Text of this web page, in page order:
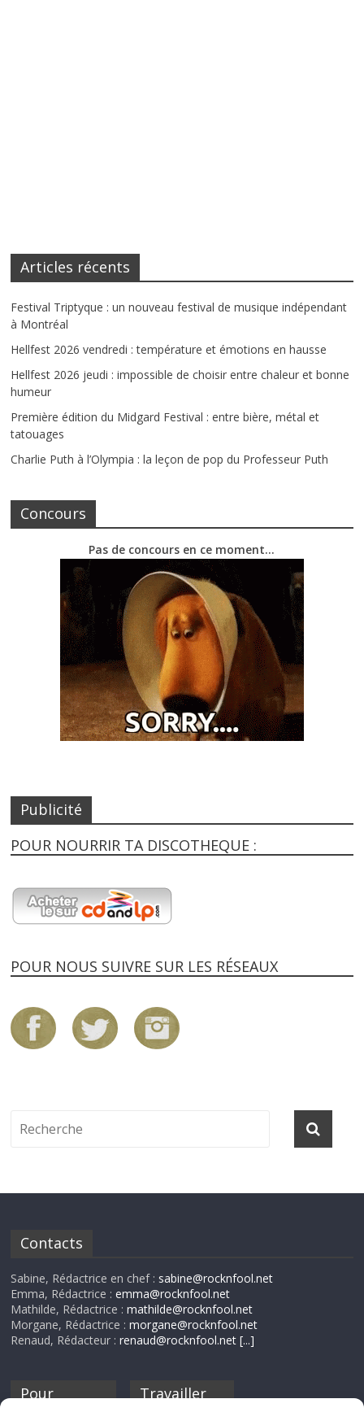
Articles récents
Festival Triptyque : un nouveau festival de musique indépendant
à Montréal
Hellfest 2026 vendredi : température et émotions en hausse
Hellfest 2026 jeudi : impossible de choisir entre chaleur et bonne
humeur
Première édition du Midgard Festival : entre bière, métal et
tatouages
Charlie Puth à l’Olympia : la leçon de pop du Professeur Puth
Concours
Pas de concours en ce moment…
Publicité
POUR NOURRIR TA DISCOTHEQUE :
POUR NOUS SUIVRE SUR LES RÉSEAUX
Contacts
Sabine, Rédactrice en chef : sabine@rocknfool.net
Emma, Rédactrice :emma@rocknfool.net
Mathilde, Rédactrice :mathilde@rocknfool.net
Morgane, Rédactrice :morgane@rocknfool.net
Renaud, Rédacteur :renaud@rocknfool.net [...]
Pour
Travailler